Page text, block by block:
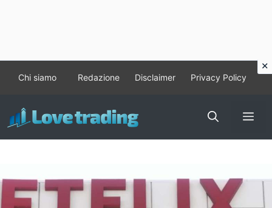
contenuto
Chi siamo Redazione Disclaimer Privacy Policy